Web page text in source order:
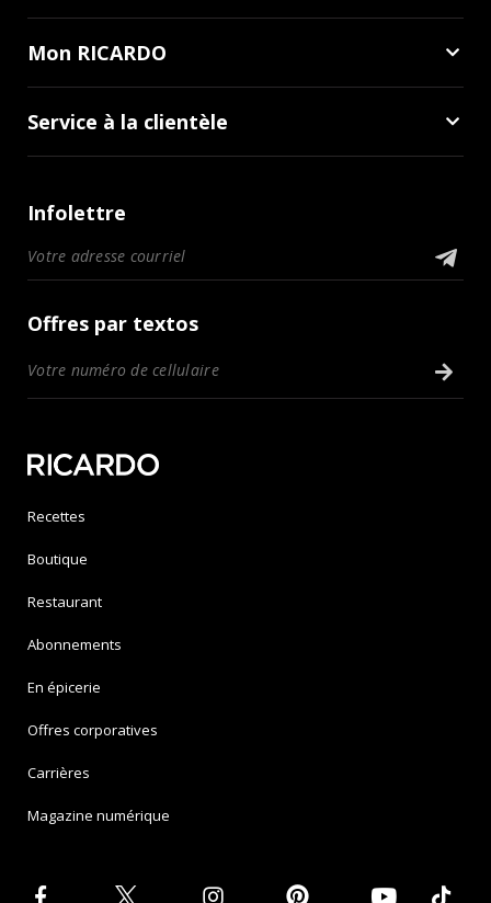
Mon RICARDO
Service à la clientèle
Infolettre
Offres par textos
Recettes
Boutique
Restaurant
Abonnements
En épicerie
Offres corporatives
Carrières
Magazine numérique